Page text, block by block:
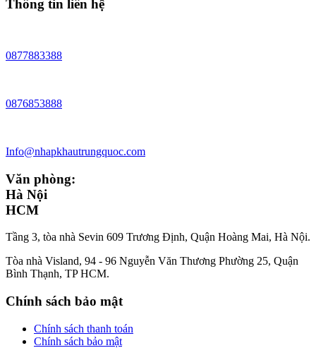
Thông tin liên hệ
0877883388
0876853888
Info@nhapkhautrungquoc.com
Văn phòng:
Hà Nội
HCM
Tầng 3, tòa nhà Sevin 609 Trương Định, Quận Hoàng Mai, Hà Nội.
Tòa nhà Visland, 94 - 96 Nguyễn Văn Thương Phường 25, Quận
Bình Thạnh, TP HCM.
Chính sách bảo mật
Chính sách thanh toán
Chính sách bảo mật